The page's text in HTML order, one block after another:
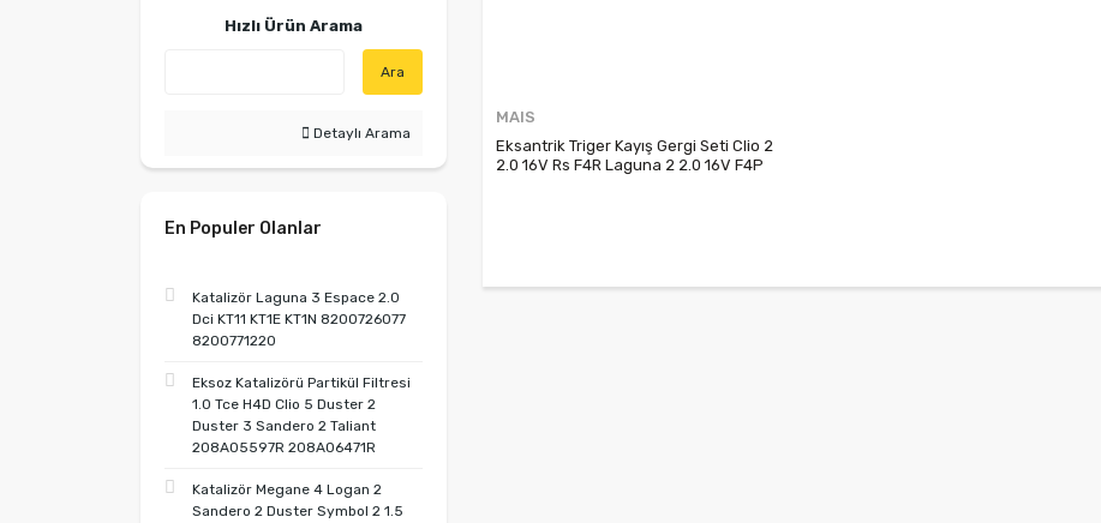
Hızlı Ürün Arama
Ara
Detaylı Arama
En Populer Olanlar
Katalizör Laguna 3 Espace 2.0
Dci KT11 KT1E KT1N 8200726077
8200771220
Eksoz Katalizörü Partikül Filtresi
1.0 Tce H4D Clio 5 Duster 2
Duster 3 Sandero 2 Taliant
208A05597R 208A06471R
Katalizör Megane 4 Logan 2
Sandero 2 Duster Symbol 2 1.5
MAIS
Eksantrik Triger Kayış Gergi Seti Clio 2
2.0 16V Rs F4R Laguna 2 2.0 16V F4P